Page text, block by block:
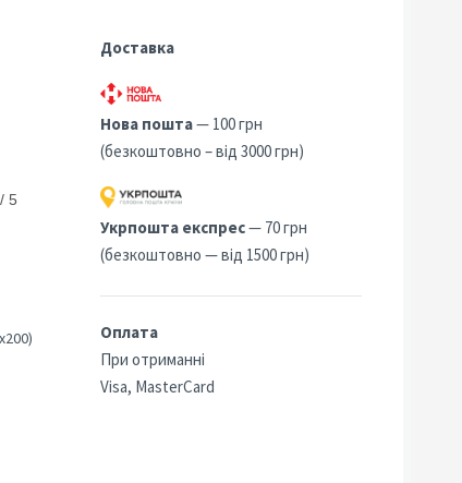
5
Доставка
Нова пошта— 100 грн
(безкоштовно – від 3000 грн)
Укрпошта експрес— 70 грн
(безкоштовно — від 1500 грн)
Оплата
При отриманні
Visa, MasterCard